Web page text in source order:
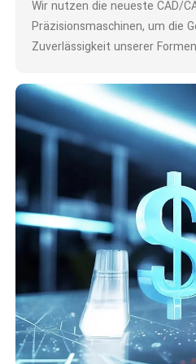
Wir nutzen die neueste CAD/
Präzisionsmaschinen, um die
Zuverlässigkeit unserer